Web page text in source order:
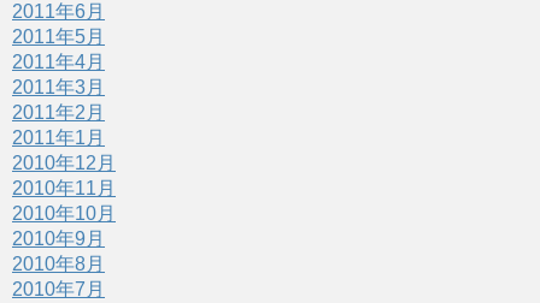
2011年6月
2011年5月
2011年4月
2011年3月
2011年2月
2011年1月
2010年12月
2010年11月
2010年10月
2010年9月
2010年8月
2010年7月